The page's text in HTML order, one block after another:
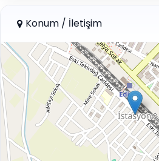
Konum / İletişim